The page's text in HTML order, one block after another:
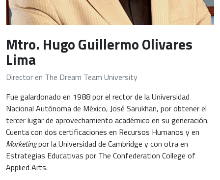
Mtro. Hugo Guillermo Olivares
Lima
Director en The Dream Team University
Fue galardonado en 1988 por el rector de la Universidad
Nacional Autónoma de México, José Sarukhan, por obtener el
tercer lugar de aprovechamiento académico en su generación.
Cuenta con dos certificaciones en Recursos Humanos y en
Marketingpor la Universidad de Cambridge y con otra en
Estrategias Educativas por The Confederation College of
Applied Arts.